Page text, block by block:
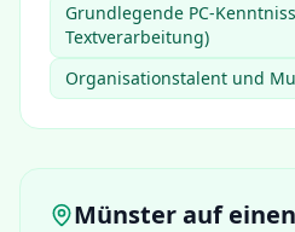
Grundlegende PC-
Textverarbeitung)
Organisationstalent und
Münsterauf